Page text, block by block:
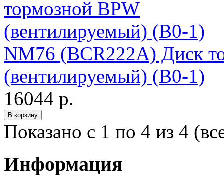
NM76 (BCR222A) Диск
(вентилируемый) (В0-1)
16044 р.
Показано с 1 по 4 из 4
Информация